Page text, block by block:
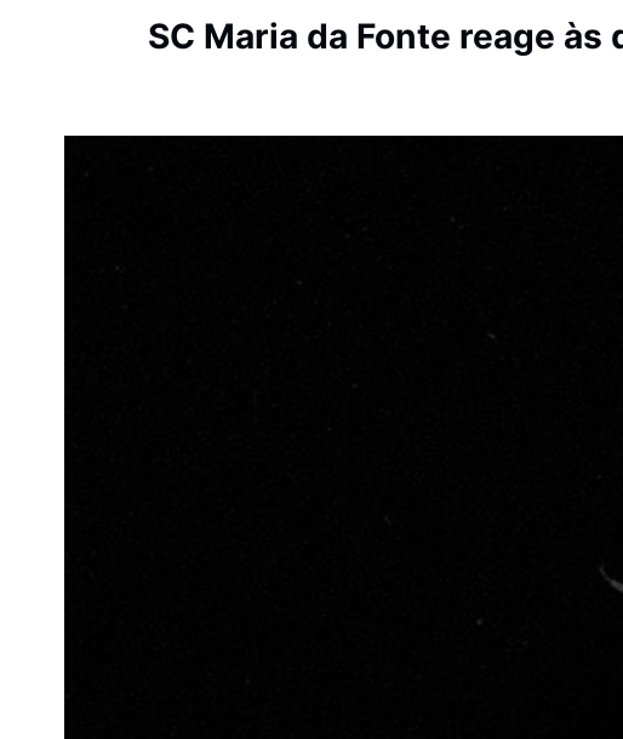
SC Maria da Fonte reage